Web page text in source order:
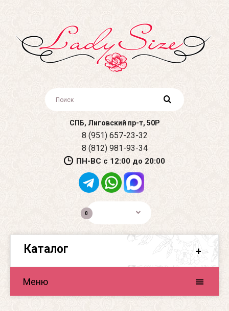
СПБ, Лиговский пр-т, 50Р
8 (951) 657-23-32
8 (812) 981-93-34
ПН-ВС с 12:00 до 20:00
0
Каталог
Меню